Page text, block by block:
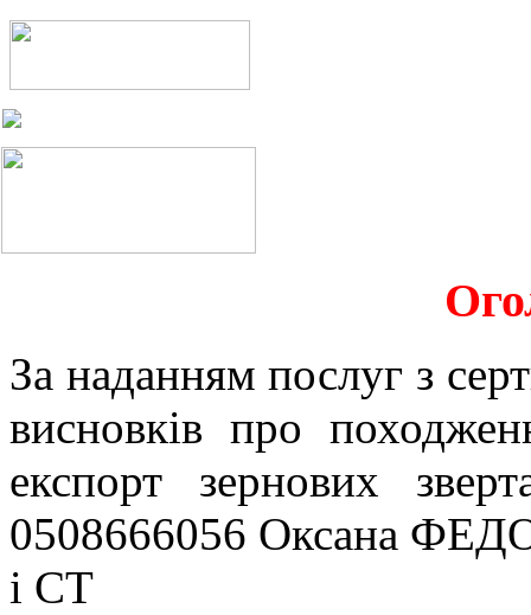
За наданням послуг з
висновків про
експорт зернових
0508666056 Оксана
і СТ